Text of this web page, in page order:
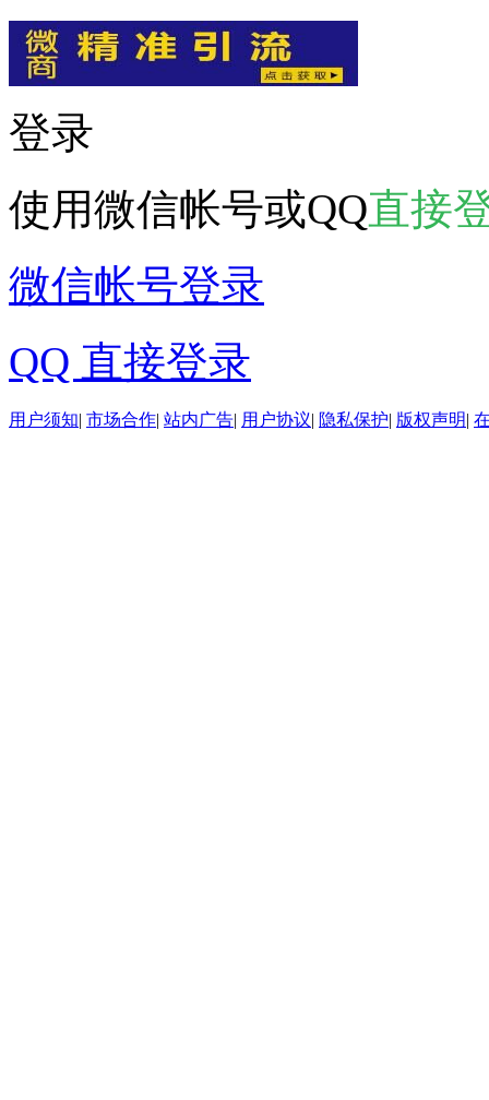
登录
使用微信帐号或QQ直接
微信帐号登录
QQ 直接登录
用户须知| 市场合作| 站内广告| 用户协议| 隐私保护| 版权声明|